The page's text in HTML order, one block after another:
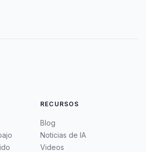
RECURSOS
Blog
Noticias de IA
Videos